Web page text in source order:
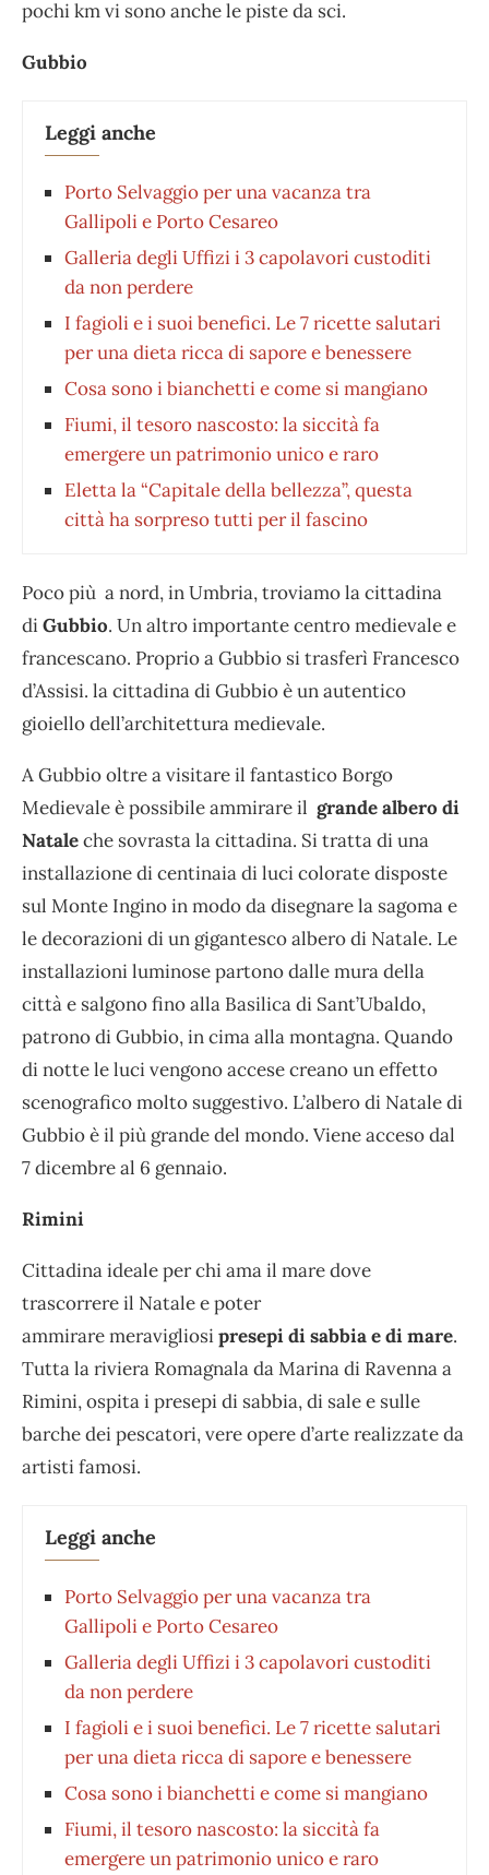
pochi km vi sono anche le piste da sci.
Gubbio
Leggi anche
Porto Selvaggio per una vacanza tra
Gallipoli e Porto Cesareo
Galleria degli Uffizi i 3 capolavori custoditi
da non perdere
I fagioli e i suoi benefici. Le 7 ricette salutari
per una dieta ricca di sapore e benessere
Cosa sono i bianchetti e come si mangiano
Fiumi, il tesoro nascosto: la siccità fa
emergere un patrimonio unico e raro
Eletta la “Capitale della bellezza”, questa
città ha sorpreso tutti per il fascino
Poco più a nord, in Umbria, troviamo la cittadina
diGubbio. Un altro importante centro medievale e
francescano. Proprio a Gubbio si trasferì Francesco
d’Assisi. la cittadina di Gubbio è un autentico
gioiello dell’architettura medievale.
A Gubbio oltre a visitare il fantastico Borgo
Medievale è possibile ammirare il grande albero di
Nataleche sovrasta la cittadina. Si tratta di una
installazione di centinaia di luci colorate disposte
sul Monte Ingino in modo da disegnare la sagoma e
le decorazioni di un gigantesco albero di Natale. Le
installazioni luminose partono dalle mura della
città e salgono fino alla Basilica di Sant’Ubaldo,
patrono di Gubbio, in cima alla montagna. Quando
di notte le luci vengono accese creano un effetto
scenografico molto suggestivo. L’albero di Natale di
Gubbio è il più grande del mondo. Viene acceso dal
7 dicembre al 6 gennaio.
Rimini
Cittadina ideale per chi ama il mare dove
trascorrere il Natale e poter
ammirare meravigliosipresepi di sabbia e di mare.
Tutta la riviera Romagnala da Marina di Ravenna a
Rimini, ospita i presepi di sabbia, di sale e sulle
barche dei pescatori, vere opere d’arte realizzate da
artisti famosi.
Leggi anche
Porto Selvaggio per una vacanza tra
Gallipoli e Porto Cesareo
Galleria degli Uffizi i 3 capolavori custoditi
da non perdere
I fagioli e i suoi benefici. Le 7 ricette salutari
per una dieta ricca di sapore e benessere
Cosa sono i bianchetti e come si mangiano
Fiumi, il tesoro nascosto: la siccità fa
emergere un patrimonio unico e raro